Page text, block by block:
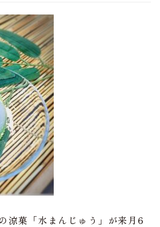
涼菓「水まんじゅう」が来月6